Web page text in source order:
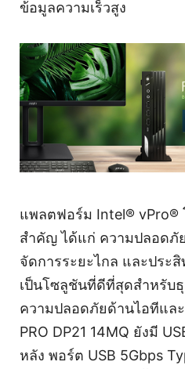
ข้อมูลความเร็วสูง
แพลตฟอร์ม Intel®
สำคัญ ได้แก่ ความปลอดภั
จัดการระยะไกล และประ
เป็นโซลูชันที่ดีที่สุดสำหรับ
ความปลอดภัยด้านไอทีแล
PRO DP21 14MQ ยังมี
หลัง พอร์ต USB 5Gbps